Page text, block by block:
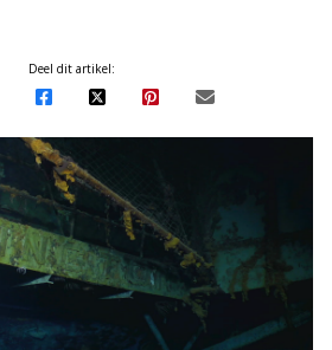
Deel dit artikel: